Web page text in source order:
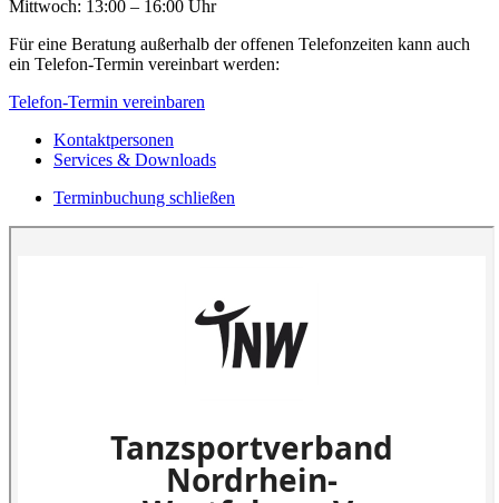
Mittwoch: 13:00 – 16:00 Uhr
Für eine Beratung außerhalb der offenen Telefonzeiten kann auch
ein Telefon-Termin vereinbart werden:
Telefon-Termin vereinbaren
Kontaktpersonen
Services & Downloads
Terminbuchung schließen